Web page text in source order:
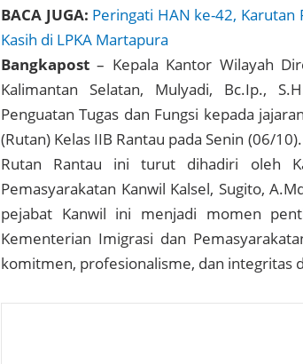
BACA JUGA: Peringati HAN ke-42, Karutan
Kasih di LPKA Martapura
Bangkapost– Kepala Kantor Wilayah
Kalimantan Selatan, Mulyadi, Bc.Ip.,
Penguatan Tugas dan Fungsi kepada
(Rutan) Kelas IIB Rantau pada Senin (06/
Rutan Rantau ini turut dihadiri oleh
Pemasyarakatan Kanwil Kalsel, Sugito,
pejabat Kanwil ini menjadi momen
Kementerian Imigrasi dan
komitmen, profesionalisme, dan integritas